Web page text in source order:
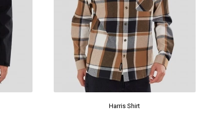
Harris Shirt